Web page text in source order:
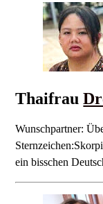
Thaifrau
Wunschpartner:
ein bisschen